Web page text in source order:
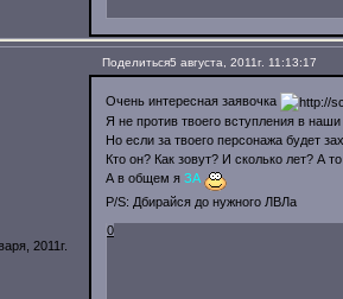
Поделиться5 августа, 2011г. 11:13:17
2011г.
Очень интересная заявочка
Я не против твоего вступления в
Но если за твоего персонажа будет
Кто он? Как зовут? И сколько лет? А
А в общем я ЗА
P/S: Дбирайся до нужного ЛВЛа
0